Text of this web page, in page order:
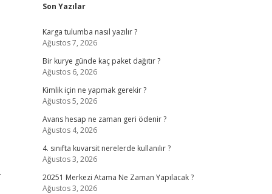
Sidebar
Son Yazılar
Karga tulumba nasıl yazılır ?
Ağustos 7, 2026
Bir kurye günde kaç paket dağıtır ?
Ağustos 6, 2026
Kimlik için ne yapmak gerekir ?
Ağustos 5, 2026
Avans hesap ne zaman geri ödenir ?
Ağustos 4, 2026
4. sınıfta kuvarsit nerelerde kullanılır ?
Ağustos 3, 2026
20251 Merkezi Atama Ne Zaman Yapılacak ?
Ağustos 3, 2026